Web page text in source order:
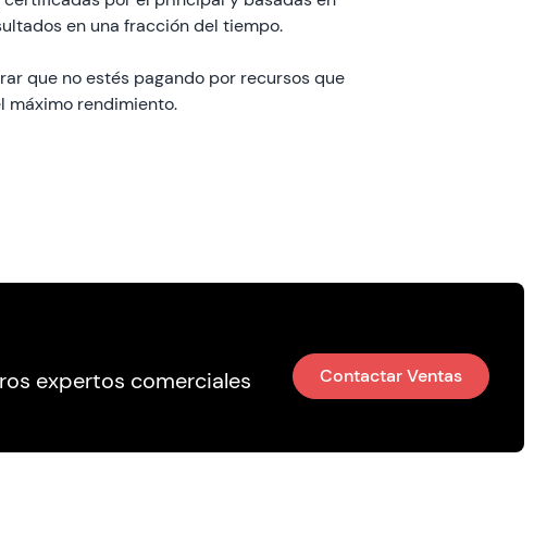
en una fracción del tiempo.
que no estés pagando por recursos que
máximo rendimiento.
expertos comerciales
Contactar Ventas